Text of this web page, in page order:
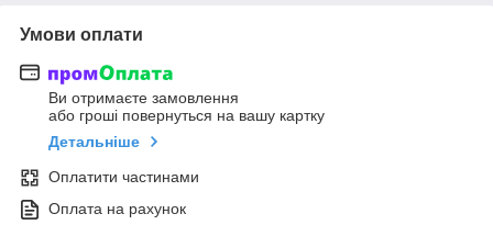
Умови оплати
Ви отримаєте замовлення
або гроші повернуться на вашу картку
Детальніше
Оплатити частинами
Оплата на рахунок